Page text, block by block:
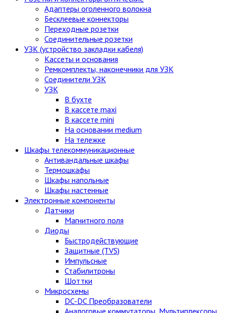
Адаптеры оголенного волокна
Бесклеевые коннекторы
Переходные розетки
Соединительные розетки
УЗК (устройство закладки кабеля)
Кассеты и основания
Ремкомплекты, наконечники для УЗК
Соединители УЗК
УЗК
В бухте
В кассете maxi
В кассете mini
На основании medium
На тележке
Шкафы телекоммуникационные
Антивандальные шкафы
Термошкафы
Шкафы напольные
Шкафы настенные
Электронные компоненты
Датчики
Магнитного поля
Диоды
Быстродействующие
Защитные (TVS)
Импульсные
Стабилитроны
Шоттки
Микросхемы
DC-DC Преобразователи
Аналоговые коммутаторы, Мультиплексоры,